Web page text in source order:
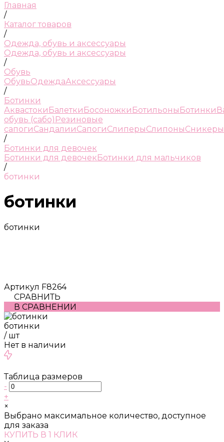
Главная
/
Каталог товаров
/
Одежда, обувь и аксессуары
Одежда, обувь и аксессуары
/
Обувь
ОбувьОдеждаАксессуары
/
Ботинки
Аквастоки Балетки Босоножки Ботильоны Ботинки
обувь (сабо) Резиновые
сапогиСандалииСапогиСлиперыСлипоныСникеры
/
Ботинки для девочек
Ботинки для девочекБотинки для мальчиков
/
ботинки
ботинки
ботинки
Артикул F8264
СРАВНИТЬ
В СРАВНЕНИИ
ботинки
/ шт
Нет в наличии
Таблица размеров
-
+
×
Выбрано максимальное количество, доступное
для заказа
КУПИТЬ В 1 КЛИК